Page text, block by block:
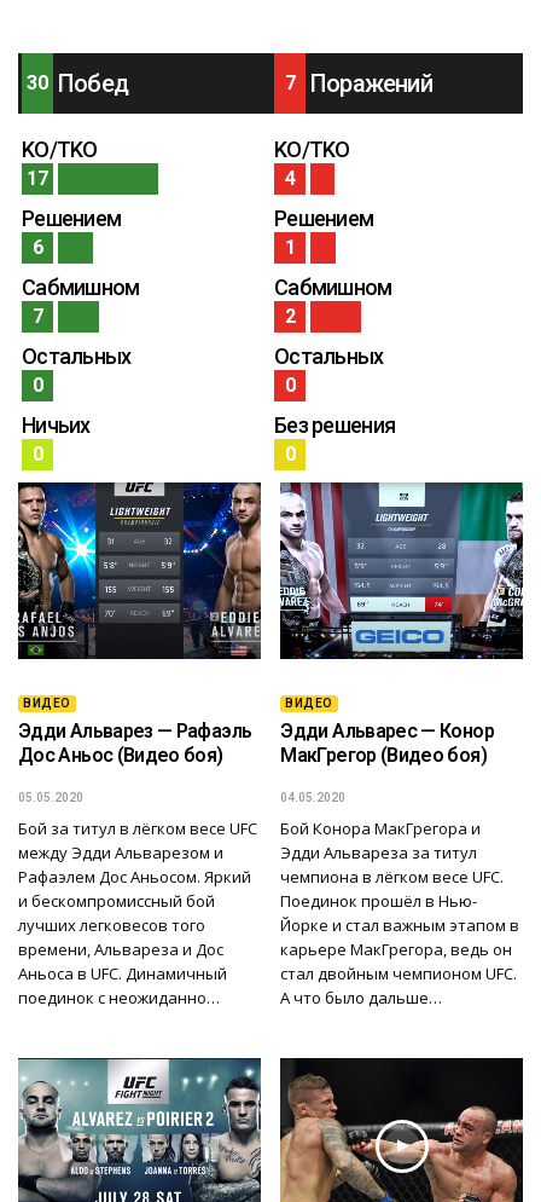
30 Побед
KO/TKO
17
Решением
6
Сабмишном
7
Остальных
0
Ничьих
0
7 Поражений
KO/TKO
4
Решением
1
Сабмишном
2
Остальных
0
Без решения
0
ВИДЕО
Эдди Альварез — Рафаэль
Дос Аньос (Видео боя)
05.05.2020
Бой за титул в лёгком весе UFC
между Эдди Альварезом и
Рафаэлем Дос Аньосом. Яркий
и бескомпромиссный бой
лучших легковесов того
времени, Альвареза и Дос
Аньоса в UFC. Динамичный
поединок с неожиданно…
ВИДЕО
Эдди Альварес — Конор
МакГрегор (Видео боя)
04.05.2020
Бой Конора МакГрегора и
Эдди Альвареза за титул
чемпиона в лёгком весе UFC.
Поединок прошёл в Нью-
Йорке и стал важным этапом в
карьере МакГрегора, ведь он
стал двойным чемпионом UFC.
А что было дальше…